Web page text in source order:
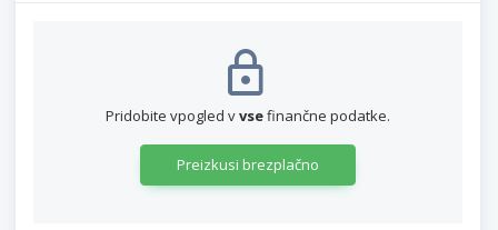
Pridobite vpogled vvsefinančne podatke.
Preizkusi brezplačno